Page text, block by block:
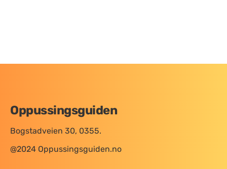
Oppussingsguiden
Bogstadveien 30, 0355.
@2024 Oppussingsguiden.no